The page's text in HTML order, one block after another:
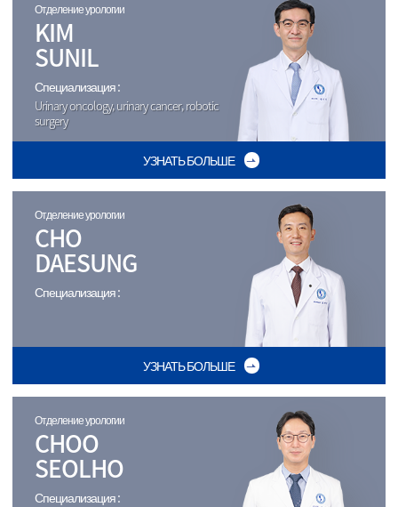
Отделение урологии
KIM
SUNIL
Специализация :
Urinary oncology, urinary cancer, robotic
surgery
УЗНАТЬ БОЛЬШЕ
Отделение урологии
CHO
DAESUNG
Специализация :
УЗНАТЬ БОЛЬШЕ
Отделение урологии
CHOO
SEOLHO
Специализация :